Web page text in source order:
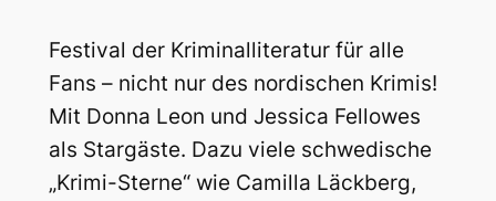
Festival der Kriminalliteratur für alle
Fans – nicht nur des nordischen Krimis!
Mit Donna Leon und Jessica Fellowes
als Stargäste. Dazu viele schwedische
„Krimi-Sterne“ wie Camilla Läckberg,